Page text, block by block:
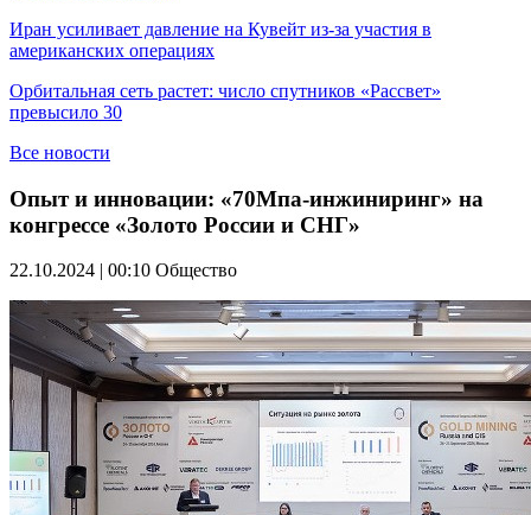
Иран усиливает давление на Кувейт из-за участия в
американских операциях
Орбитальная сеть растет: число спутников «Рассвет»
превысило 30
Все новости
Опыт и инновации: «70Мпа-инжиниринг» на
конгрессе «Золото России и СНГ»
22.10.2024 | 00:10 Общество